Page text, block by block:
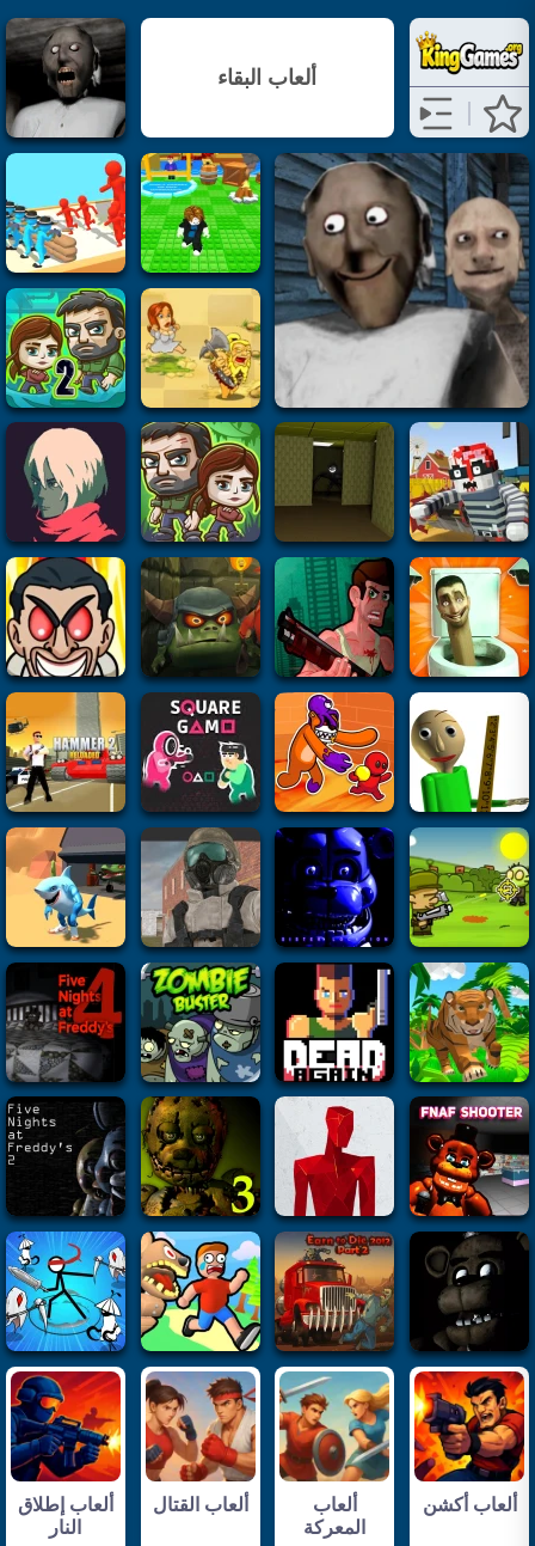
ألعاب البقاء
ألعاب أكشن
ألعاب
المعركة
ألعاب القتال
ألعاب إطلاق
النار